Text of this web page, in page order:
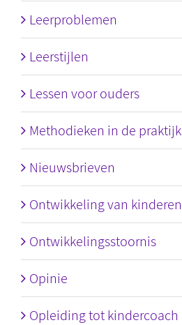
Leerproblemen
Leerstijlen
Lessen voor ouders
Methodieken in de praktijk
Nieuwsbrieven
Ontwikkeling van kinderen
Ontwikkelingsstoornis
Opinie
Opleiding tot kindercoach